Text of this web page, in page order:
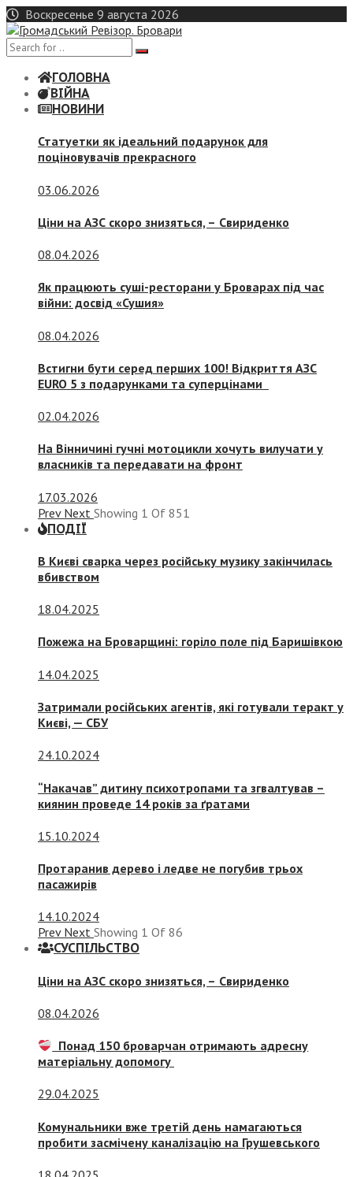
Skip
to
content
Воскресенье 9 августа 2026
ГОЛОВНА
ВІЙНА
НОВИНИ
Статуетки як ідеальний подарунок для
поціновувачів прекрасного
03.06.2026
Ціни на АЗС скоро знизяться, – Свириденко
08.04.2026
Як працюють суші-ресторани у Броварах під час
війни: досвід «Сушия»
08.04.2026
Встигни бути серед перших 100! Відкриття АЗС
EURO 5 з подарунками та суперцінами
02.04.2026
На Вінничині гучні мотоцикли хочуть вилучати у
власників та передавати на фронт
17.03.2026
Prev Next Showing 1 Of 851
ПОДІЇ
В Києві сварка через російську музику закінчилась
вбивством
18.04.2025
Пожежа на Броварщині: горіло поле під Баришівкою
14.04.2025
Затримали російських агентів, які готували теракт у
Києві, — СБУ
24.10.2024
“Накачав” дитину психотропами та згвалтував –
киянин проведе 14 років за ґратами
15.10.2024
Протаранив дерево і ледве не погубив трьох
пасажирів
14.10.2024
Prev Next Showing 1 Of 86
СУСПIЛЬСТВО
Ціни на АЗС скоро знизяться, – Свириденко
08.04.2026
Понад 150 броварчан отримають адресну
матеріальну допомогу
29.04.2025
Комунальники вже третій день намагаються
пробити засмічену каналізацію на Грушевського